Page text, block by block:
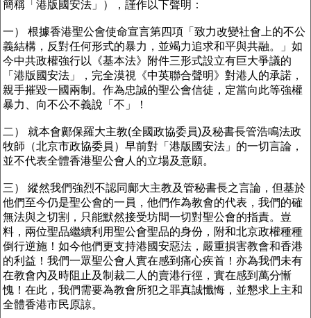
簡稱「港版國安法」），謹作以下聲明：
一） 根據香港聖公會使命宣言第四項「致力改變社會上的不公
義結構，反對任何形式的暴力，並竭力追求和平與共融。」如
今中共政權強行以《基本法》附件三形式設立有巨大爭議的
「港版國安法」，完全漠視《中英聯合聲明》對港人的承諾，
親手摧毀一國兩制。作為忠誠的聖公會信徒，定當向此等強權
暴力、向不公不義說「不」！
二） 就本會鄺保羅大主教(全國政協委員)及秘書長管浩鳴法政
牧師（北京市政協委員）早前對「港版國安法」的一切言論，
並不代表全體香港聖公會人的立場及意願。
三） 縱然我們強烈不認同鄺大主教及管秘書長之言論，但基於
他們至今仍是聖公會的一員，他們作為教會的代表，我們的確
無法與之切割，只能默然接受坊間一切對聖公會的指責。豈
料，兩位聖品繼續利用聖公會聖品的身份，附和北京政權種種
倒行逆施！如今他們更支持港國安惡法，嚴重損害教會和香港
的利益！我們一眾聖公會人實在感到痛心疾首！亦為我們未有
在教會內及時阻止及制裁二人的賣港行徑，實在感到萬分慚
愧！在此，我們需要為教會所犯之罪真誠懺悔，並懇求上主和
全體香港市民原諒。